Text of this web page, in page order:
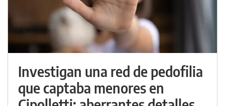
Investigan una red de pedofilia
que captaba menores en